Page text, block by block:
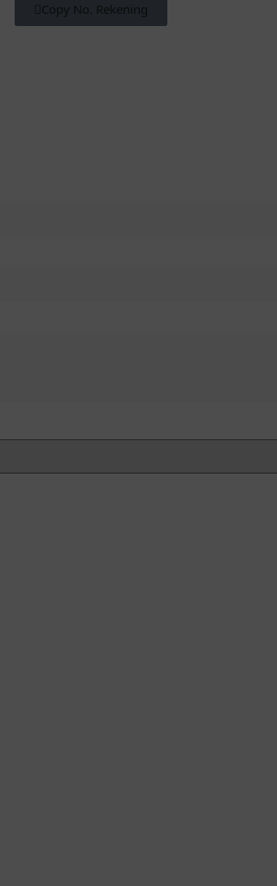
Copy No. Rekening